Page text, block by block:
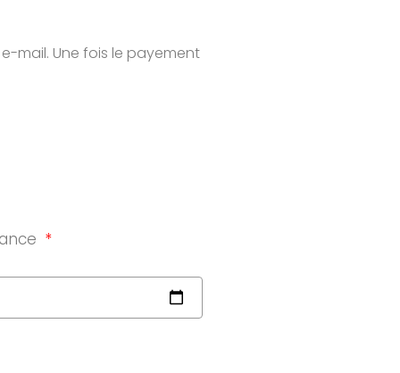
mail. Une fois le payement